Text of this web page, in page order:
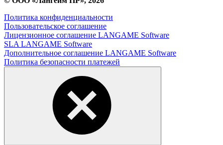
Политика конфиденциальности
Пользовательское соглашение
Лицензионное соглашение LANGAME Software
SLA LANGAME Software
Дополнительное соглашение LANGAME Software
Политика безопасности платежей